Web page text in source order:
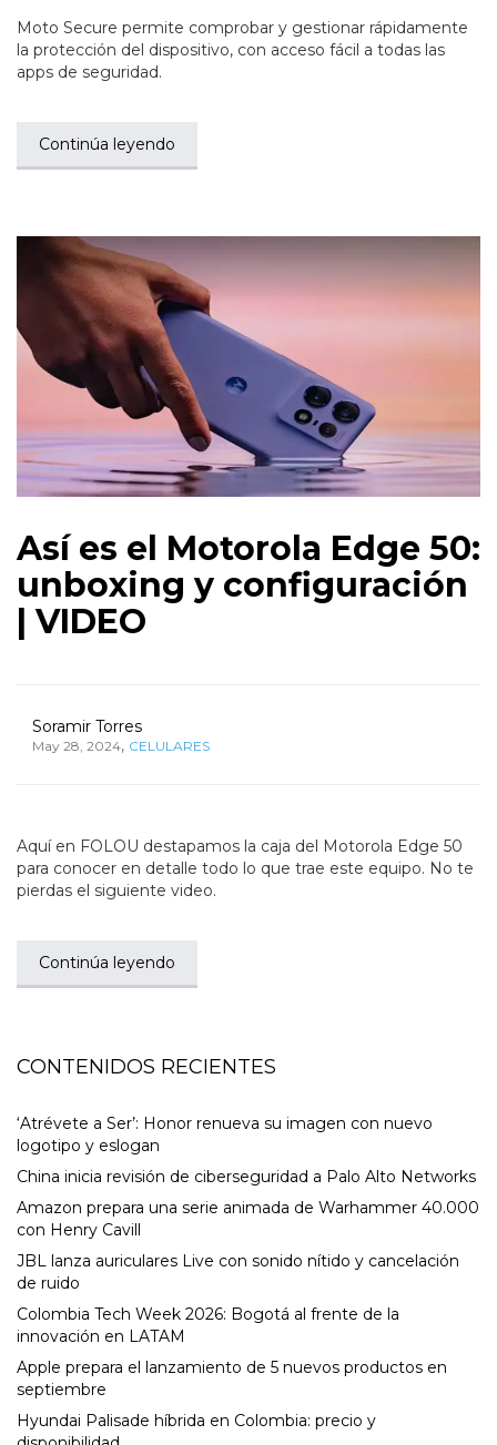
Moto Secure permite comprobar y gestionar rápidamente
la protección del dispositivo, con acceso fácil a todas las
apps de seguridad.
Continúa leyendo
Así es el Motorola Edge 50:
unboxing y configuración
| VIDEO
Soramir Torres
May 28, 2024, CELULARES
Aquí en FOLOU destapamos la caja del Motorola Edge 50
para conocer en detalle todo lo que trae este equipo. No te
pierdas el siguiente video.
Continúa leyendo
CONTENIDOS RECIENTES
‘Atrévete a Ser’: Honor renueva su imagen con nuevo
logotipo y eslogan
China inicia revisión de ciberseguridad a Palo Alto Networks
Amazon prepara una serie animada de Warhammer 40.000
con Henry Cavill
JBL lanza auriculares Live con sonido nítido y cancelación
de ruido
Colombia Tech Week 2026: Bogotá al frente de la
innovación en LATAM
Apple prepara el lanzamiento de 5 nuevos productos en
septiembre
Hyundai Palisade híbrida en Colombia: precio y